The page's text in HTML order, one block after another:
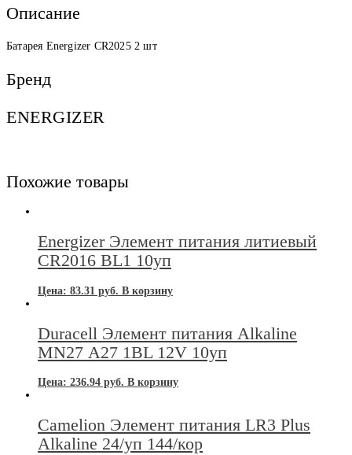
Описание
Батарея Energizer CR2025 2 шт
Бренд
ENERGIZER
Похожие товары
Energizer Элемент питания литиевый
CR2016 BL1 10уп
Цена: 83.31 руб. В корзину
Duracell Элемент питания Alkaline
MN27 А27 1BL 12V 10уп
Цена: 236.94 руб. В корзину
Camelion Элемент питания LR3 Plus
Alkaline 24/уп 144/кор